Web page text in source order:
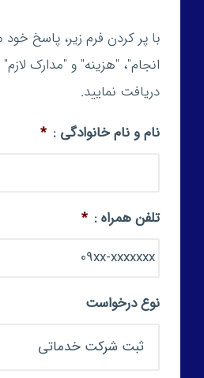
با پر کردن فرم زیر، پاسخ
انجام"، "هزینه" و "مدارک
دریافت نمایید.
نام و نام خانوادگی : *
تلفن همراه : *
نوع درخواست